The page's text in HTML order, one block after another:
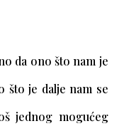
da ono što nam je
što je dalje nam se
jednog mogućeg